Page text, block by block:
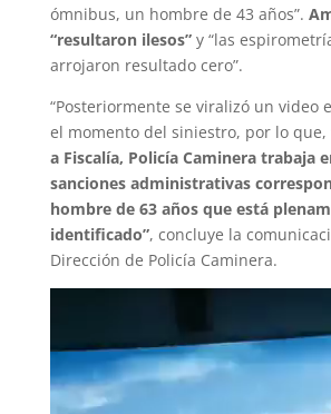
ómnibus, un hombre de 43 años”.
“resultaron ilesos”y “las
arrojaron resultado cero”.
“Posteriormente se viralizó un video
el momento del siniestro, por lo que,
a Fiscalía, Policía Caminera trabaja
sanciones administrativas
hombre de 63 años que está
identificado”, concluye la
Dirección de Policía Caminera.